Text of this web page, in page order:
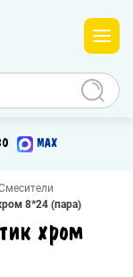
MAX
8*24 (пара)
хром